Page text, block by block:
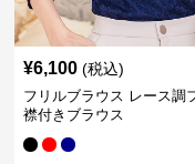
¥6,100 (税込)
フリルブラウス レース調
襟付きブラウス